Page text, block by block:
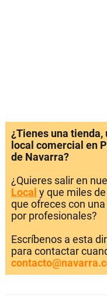
¿Tienes una tienda,
local comercial en
de Navarra?
¿Quieres salir en
Local y que miles
que ofreces con
por profesionales?
Escríbenos a esta
para contactar